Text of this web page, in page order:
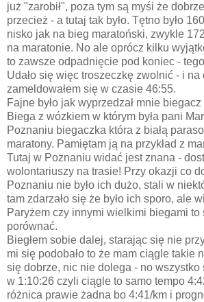
już "zarobił", poza tym są myśi że
przecież - a tutaj tak było. Tętno było
nisko jak na bieg maratoński, zwykle
na maratonie. No ale oprócz kilku
to zawsze odpadnięcie pod koniec -
Udało się więc troszeczkę zwolnić - i na
zameldowałem się w czasie 46:55.
Fajne było jak wyprzedzał mnie
Biega z wózkiem w którym była pani
Poznaniu biegaczka która z białą
maratony. Pamiętam ją na przykład z
Tutaj w Poznaniu widać jest znana -
wolontariuszy na trasie! Przy okazji co
Poznaniu nie było ich dużo, stali w
tam zdarzało się że było ich sporo, ale
Paryżem czy innymi wielkimi biegami to
porównać.
Biegłem sobie dalej, starając się nie
mi się podobało to że mam ciągle takie
się dobrze, nic nie dolega - no wszystko
w 1:10:26 czyli ciągle to samo tempo
różnica prawie żadna bo 4:41/km i